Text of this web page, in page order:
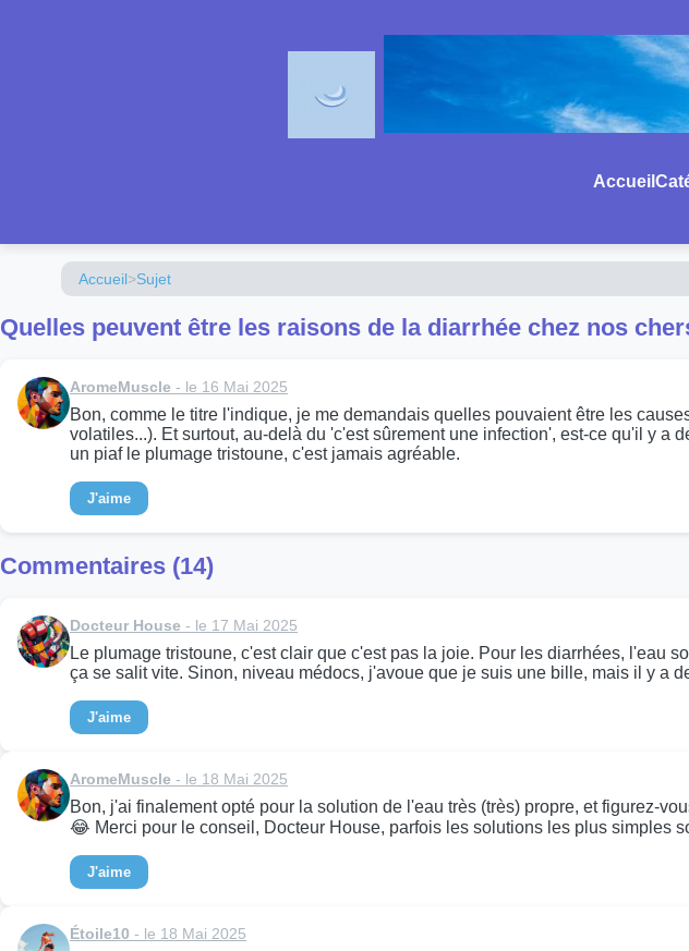
Accueil
Accueil>Sujet
Quelles peuvent être les raisons de la diarrhée chez nos
AromeMuscle - le 16 Mai 2025
Bon, comme le titre l'indique, je me demandais quelles pouvaient être les
volatiles...). Et surtout, au-delà du 'c'est sûrement une infection', est-ce qu'il y
un piaf le plumage tristoune, c'est jamais agréable.
J'aime
Commentaires (14)
Docteur House - le 17 Mai 2025
Le plumage tristoune, c'est clair que c'est pas la joie. Pour les diarrhées, l'eau
ça se salit vite. Sinon, niveau médocs, j'avoue que je suis une bille, mais il y a
J'aime
AromeMuscle - le 18 Mai 2025
Bon, j'ai finalement opté pour la solution de l'eau très (très) propre, et figurez-
😂 Merci pour le conseil, Docteur House, parfois les solutions les plus simples
J'aime
Étoile10 - le 18 Mai 2025